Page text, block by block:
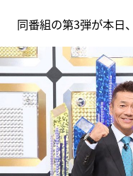
同番組の第3弾が本日